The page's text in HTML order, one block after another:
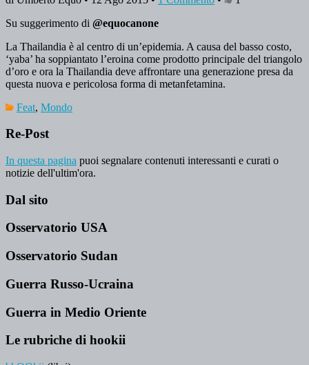
Su suggerimento di @equocanone
La Thailandia è al centro di un’epidemia. A causa del basso costo,
‘yaba’ ha soppiantato l’eroina come prodotto principale del triangolo
d’oro e ora la Thailandia deve affrontare una generazione presa da
questa nuova e pericolosa forma di metanfetamina.
Feat, Mondo
Re-Post
In questa pagina puoi segnalare contenuti interessanti e curati o
notizie dell'ultim'ora.
Dal sito
Osservatorio USA
Osservatorio Sudan
Guerra Russo-Ucraina
Guerra in Medio Oriente
Le rubriche di hookii